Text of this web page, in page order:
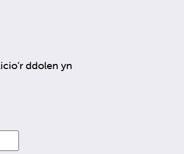
ddolen yn